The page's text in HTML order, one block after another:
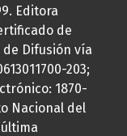
Editora
de
de Difusión vía
203;
1870-
Nacional del